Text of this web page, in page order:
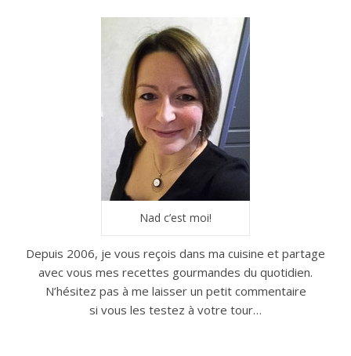
Nad c’est moi!
Depuis 2006, je vous reçois dans ma cuisine et partage
avec vous mes recettes gourmandes du quotidien.
N’hésitez pas à me laisser un petit commentaire
si vous les testez à votre tour…